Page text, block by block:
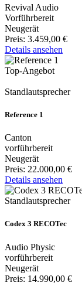
Revival Audio
Vorführbereit
Neugerät
Preis: 3.459,00 €
Details ansehen
Top-Angebot
Standlautsprecher
Reference 1
Canton
vorführbereit
Neugerät
Preis: 22.000,00 €
Details ansehen
Standlautsprecher
Codex 3 RECOTec
Audio Physic
vorführbereit
Neugerät
Preis: 14.990,00 €